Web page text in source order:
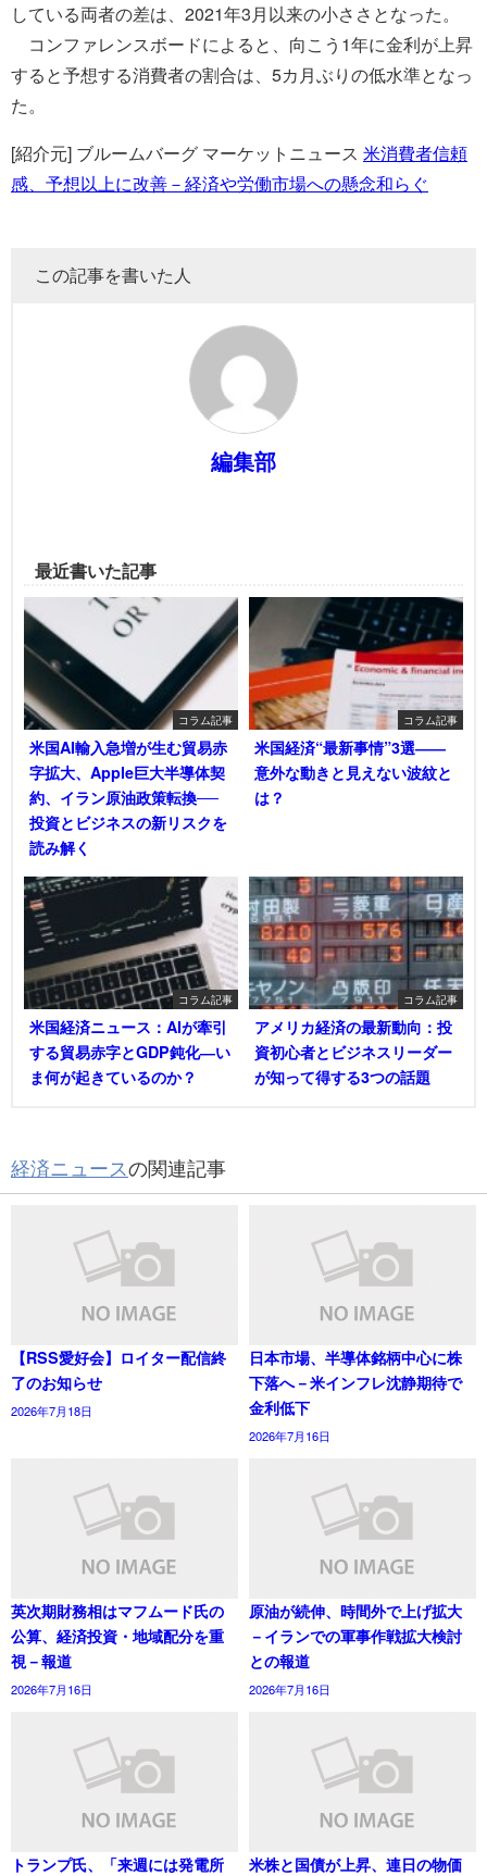
している両者の差は、2021年3月以来の小ささとなった。
コンファレンスボードによると、向こう1年に金利が上昇
すると予想する消費者の割合は、5カ月ぶりの低水準となっ
た。
[紹介元] ブルームバーグ マーケットニュース 米消費者信頼
感、予想以上に改善－経済や労働市場への懸念和らぐ
この記事を書いた人
編集部
最近書いた記事
コラム記事
米国AI輸入急増が生む貿易赤
字拡大、Apple巨大半導体契
約、イラン原油政策転換──
投資とビジネスの新リスクを
読み解く
コラム記事
米国経済“最新事情”3選――
意外な動きと見えない波紋と
は？
コラム記事
米国経済ニュース：AIが牽引
する貿易赤字とGDP鈍化―い
ま何が起きているのか？
コラム記事
アメリカ経済の最新動向：投
資初心者とビジネスリーダー
が知って得する3つの話題
経済ニュースの関連記事
【RSS愛好会】ロイター配信終
了のお知らせ
2026年7月18日
日本市場、半導体銘柄中心に株
下落へ－米インフレ沈静期待で
金利低下
2026年7月16日
英次期財務相はマフムード氏の
公算、経済投資・地域配分を重
視－報道
2026年7月16日
原油が続伸、時間外で上げ拡大
－イランでの軍事作戦拡大検討
との報道
2026年7月16日
トランプ氏、「来週には発電所 米株と国債が上昇、連日の物価